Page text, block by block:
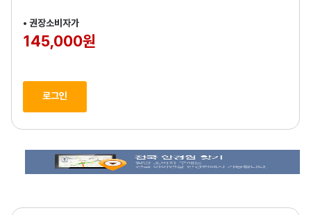
• 권장소비자가
145,000원
로그인